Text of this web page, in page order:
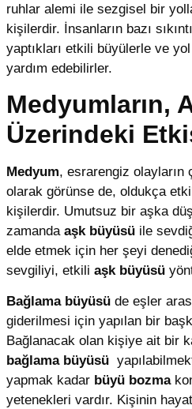
ruhlar alemi ile sezgisel bir
kişilerdir. İnsanların bazı
yaptıkları etkili büyülerle ve
yardım edebilirler.
Medyumların,
Üzerindeki
Medyum, esrarengiz olayların
olarak görünse de, oldukça
kişilerdir. Umutsuz bir aşka
zamanda aşk büyüsü ile
elde etmek için her şeyi
sevgiliyi, etkili aşk büyüsü
Bağlama büyüsü de eşler
giderilmesi için yapılan bir
Bağlanacak olan kişiye ait bir
bağlama büyüsü
yapmak kadar büyü bozma
yetenekleri vardır. Kişinin